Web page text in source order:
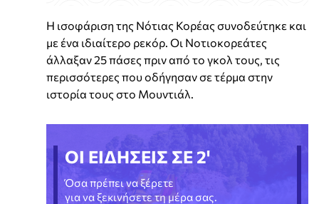
Η ισοφάριση της Νότιας Κορέας συνοδεύτηκε και
με ένα ιδιαίτερο ρεκόρ. Οι Νοτιοκορεάτες
άλλαξαν 25 πάσες πριν από το γκολ τους, τις
περισσότερες που οδήγησαν σε τέρμα στην
ιστορία τους στο Μουντιάλ.
ΟΙ ΕΙΔΗΣΕΙΣ ΣΕ 2'
Όσα πρέπει να ξέρετε
για να ξεκινήσετε τη μέρα σας.